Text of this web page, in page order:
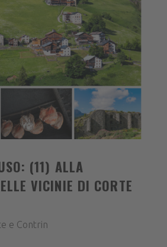
(11) ALLA
VICINIE DI CORTE
e Contrin